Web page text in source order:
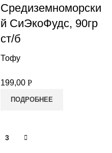
Средиземноморски
й СиЭкоФудс, 90гр
ст/б
Тофу
199,00 Р
ПОДРОБНЕЕ
3